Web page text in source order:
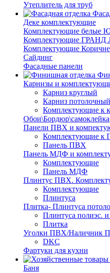
Утеплитель для труб
Деке комплектующие
Комплектующие белые
Комплектующие
Комплектующие
Сайдинг
Фасадные панели
Карнизы и
Карниз круглый
Карниз потолочный
Комплектующие к
Обои\Бордюр\самоклейка
Панели ПВХ и
Комплектующие к
Панель ПВХ
Панель МДФ и
Комплектующие
Панель МДФ
Плинтус ПВХ.
Комплектующие
Плинтуса
Плитка- Плинтуса
Плинтуса полиэс. и
Плитка
Уголки ПВХ/Наличник
DKC
Фартуки для кухни
Баня